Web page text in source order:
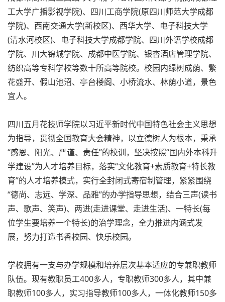
工大学广播影视学院)、四川工商学院(原四川师范大学成都
学院)、西南交通大学(新校区)、西华大学、电子科技大学
(清水河校区)、电子科技大学成都学院、四川外语学校成都
学院、川大锦城学院、成都中医学院、银杏酒店管理学院、
纺织高等专科学校等数十所高等院校。校园内绿树成荫、繁
花盛开、假山池沼、亭台楼阁、小桥流水、林荫小道，景色
宜人。
四川五月花技师学院以习近平新时代中国特色社会主义思想
为指导，贯彻全国教育大会精神，以立德树人为根本，秉承
“感恩、阳光、严谨、责任”的校训，坚决按照“国内外本科升
学建设”为人才培养目标，落实“文化教育+素质教育+特长教
育”的人才培养模式，实行全封闭式寄宿制管理，紧紧围绕
“德尚、志远、学深、品雅”的办学指导思想，结合三声(读书
声、歌声、笑声)、两进(走进课堂、走进生活)、一特长(每
位学生要培养一个特长)的治学理念，全力推进内涵式发
展，努力打造书香校园、快乐校园。
学校拥有一支与办学规模和培养层次基本适应的专兼职教师
队伍。现有教职员工400多人，专职教师300多人，其中兼
职教师100多人，实习指导教师100多人，一体化教师150多